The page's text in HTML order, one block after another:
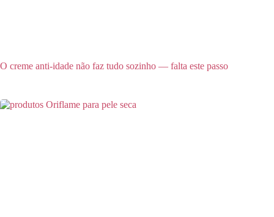
O creme anti-idade não faz tudo sozinho — falta este passo